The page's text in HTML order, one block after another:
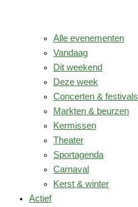
Alle evenementen
Vandaag
Dit weekend
Deze week
Concerten & festivals
Markten & beurzen
Kermissen
Theater
Sportagenda
Carnaval
Kerst & winter
Actief